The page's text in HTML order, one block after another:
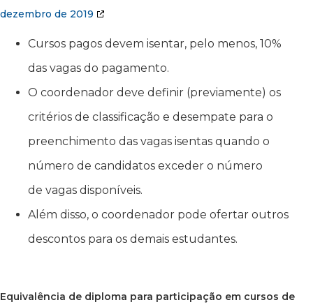
dezembro de 2019
Cursos pagos devem isentar, pelo menos, 10%
das vagas do pagamento.
O coordenador deve definir (previamente) os
critérios de classificação e desempate para o
preenchimento das vagas isentas quando o
número de candidatos exceder o número
de vagas disponíveis.
Além disso, o coordenador pode ofertar outros
descontos para os demais estudantes.
Equivalência de diploma para participação em cursos de